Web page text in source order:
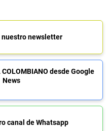
nuestro newsletter
desde Google
News
canal de Whatsapp